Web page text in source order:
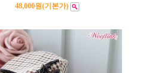
48,000원(기본가)